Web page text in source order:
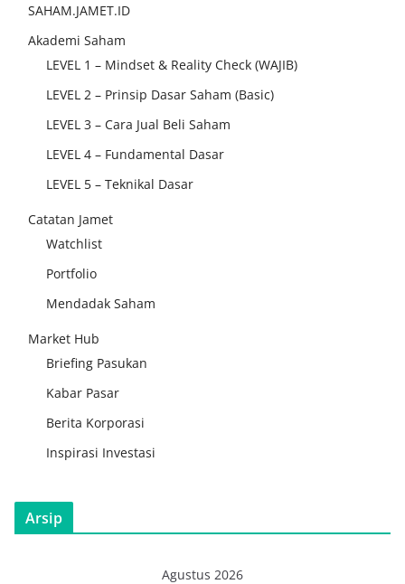
SAHAM.JAMET.ID
Akademi Saham
LEVEL 1 – Mindset & Reality Check (WAJIB)
LEVEL 2 – Prinsip Dasar Saham (Basic)
LEVEL 3 – Cara Jual Beli Saham
LEVEL 4 – Fundamental Dasar
LEVEL 5 – Teknikal Dasar
Catatan Jamet
Watchlist
Portfolio
Mendadak Saham
Market Hub
Briefing Pasukan
Kabar Pasar
Berita Korporasi
Inspirasi Investasi
Arsip
Agustus 2026